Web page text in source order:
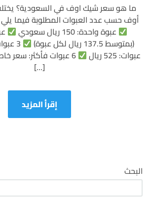
ما هو سعر شيك اوف في السعودية؟
أوف حسب عدد العبوات المطلوبة فيما يلي
عبوة واحدة: 150 ريال سعودي
(بمتوسط 137.5 ريال لكل عبوة)
عبوات: 525 ريال
[…]
إقرأ المزيد
البحث